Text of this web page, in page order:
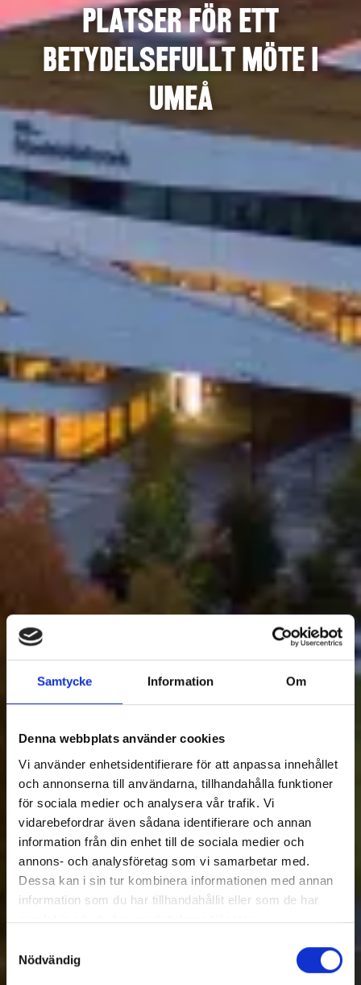
Samtycke Information Om
Denna webbplats använder cookies
Vi använder enhetsidentifierare för att anpassa innehållet
och annonserna till användarna, tillhandahålla funktioner
för sociala medier och analysera vår trafik. Vi
vidarebefordrar även sådana identifierare och annan
information från din enhet till de sociala medier och
annons- och analysföretag som vi samarbetar med.
Dessa kan i sin tur kombinera informationen med annan
information som du har tillhandahållit eller som de har
samlat in när du har använt deras tjänster.
Nödvändig
Platser för ett
betydelsefullt möte i
Umeå